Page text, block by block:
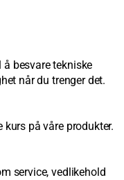
besvare tekniske
når du trenger det.
på våre produkter.
service, vedlikehold